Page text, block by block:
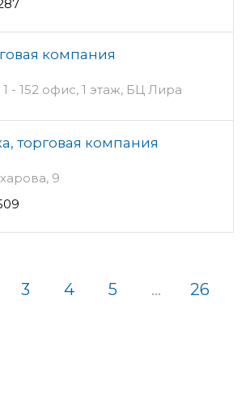
компания
- 152 офис, 1 этаж, БЦ Лира
торговая компания
9
3 4 5 ... 26